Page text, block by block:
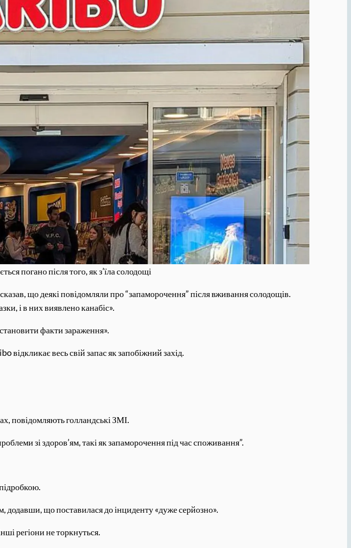
погано після того, як з’їла солодощі
що деякі повідомляли про “запаморочення” після вживання солодощів.
і в них виявлено канабіс».
факти зараження».
весь свій запас як запобіжний захід.
повідомляють голландські ЗМІ.
зі здоров’ям, такі як запаморочення під час споживання”.
додавши, що поставилася до інциденту «дуже серйозно».
регіони не торкнуться.